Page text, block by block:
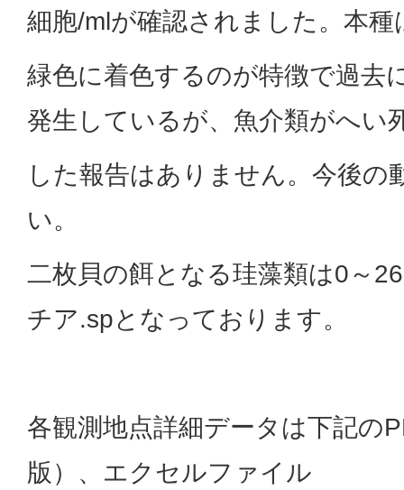
細胞/mlが確認されました。本種
緑色に着色するのが特徴で過去
発生しているが、魚介類がへい
した報告はありません。今後の
い。
二枚貝の餌となる珪藻類は0～
チア.spとなっております。
各観測地点詳細データは下記の
版）、エクセルファイル